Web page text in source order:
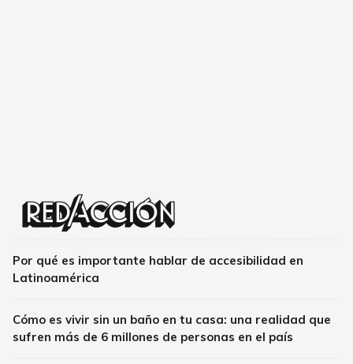
Por qué es importante hablar de accesibilidad en
Latinoamérica
Cómo es vivir sin un baño en tu casa: una realidad que
sufren más de 6 millones de personas en el país